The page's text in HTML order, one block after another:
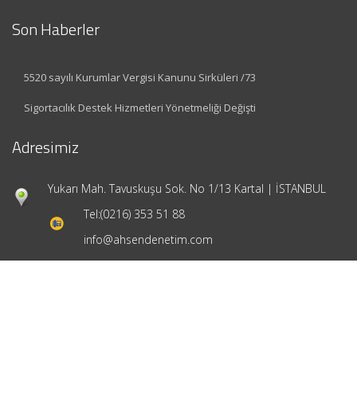
Son Haberler
5520 sayılı Kurumlar Vergisi Kanunu Sirküleri /73
Sigortacılık Destek Hizmetleri Yönetmeliği Değişti
Adresimiz
Yukarı Mah. Tavuskuşu Sok. No 1/13 Kartal | İSTANBUL
Tel:(0216) 353 51 88
info@ahsendenetim.com